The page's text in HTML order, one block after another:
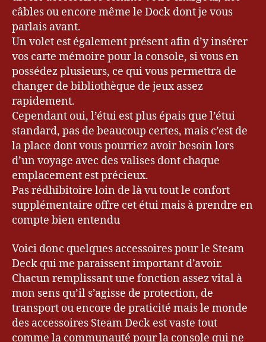
câbles ou encore même le Dock dont je vous
parlais avant.
Un volet est également présent afin d’y insérer
vos carte mémoire pour la console, si vous en
possédez plusieurs, ce qui vous permettra de
changer de bibliothèque de jeux assez
rapidement.
Cependant oui, l’étui est plus épais que l’étui
standard, pas de beaucoup certes, mais c’est de
la place dont vous pourriez avoir besoin lors
d’un voyage avec des valises dont chaque
emplacement est précieux.
Pas rédhibitoire loin de là vu tout le confort
supplémentaire offre cet étui mais à prendre en
compte bien entendu
Voici donc quelques accessoires pour le Steam
Deck qui me paraissent important d’avoir.
Chacun remplissant une fonction assez vital à
mon sens qu’il s’agisse de protection, de
transport ou encore de praticité mais le monde
des accessoires Steam Deck est vaste tout
comme la communauté pour la console qui ne
g
u
e
u
r
&
G
a
er
,
D
o
c
k,
G
a
m
er
,
G
a
m
in
g,
je